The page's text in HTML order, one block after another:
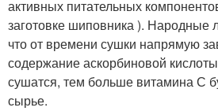
активных питательных
заготовке шиповника ). Народные
что от времени сушки напрямую
содержание аскорбиновой
сушатся, тем больше витамина С
сырье.